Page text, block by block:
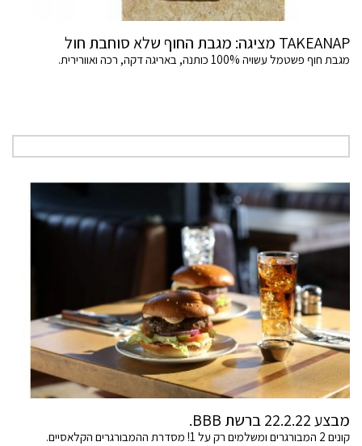
TAKEANAP מציגה: מגבת החוף שלא סוחבת חול
מגבת חוף פשטמל עשויה 100% כותנה, באריגה דקה, רכה ואוורירית.
מבצע 22.2.22 ברשת BBB.
קונים 2 המבורגרים ומשלמים רק על 1! מסדרת ההמבורגרים הקלאסיים.